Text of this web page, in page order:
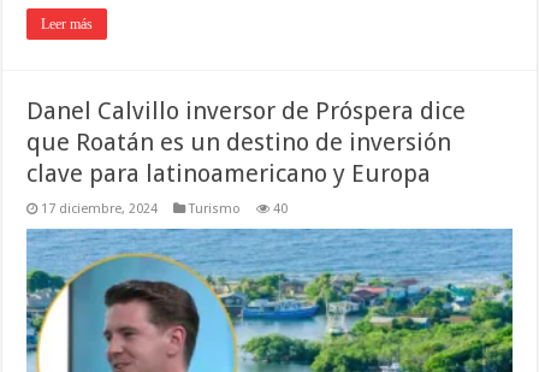
Leer más
Danel Calvillo inversor de Próspera dice
que Roatán es un destino de inversión
clave para latinoamericano y Europa
17 diciembre, 2024 Turismo 40